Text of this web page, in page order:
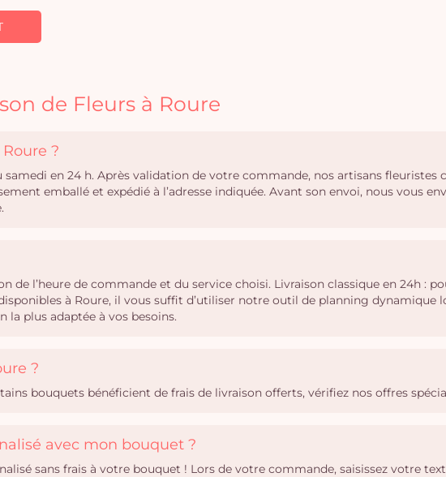
de Fleurs à Roure
?
samedi en 24 h. Après validation de votre commande, nos artisans
emballé et expédié à l’adresse indiquée. Avant son envoi, nous vous
de l’heure de commande et du service choisi. Livraison classique en 24h :
à Roure, il vous suffit d’utiliser notre outil de planning dynamique
la plus adaptée à vos besoins.
?
bouquets bénéficient de frais de livraison offerts, vérifiez nos offres
avec mon bouquet ?
sans frais à votre bouquet ! Lors de votre commande, saisissez votre